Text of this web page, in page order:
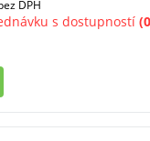
DPH
s dostupností